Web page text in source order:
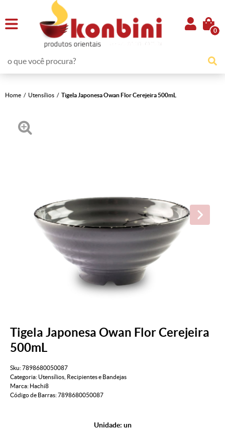
0
Home Utensílios Tigela Japonesa Owan Flor Cerejeira 500mL
Tigela Japonesa Owan Flor Cerejeira
500mL
Sku:7898680050087
Categoria: Utensílios Recipientes e Bandejas
Marca: Hachi8
Código de Barras:7898680050087
Unidade: un